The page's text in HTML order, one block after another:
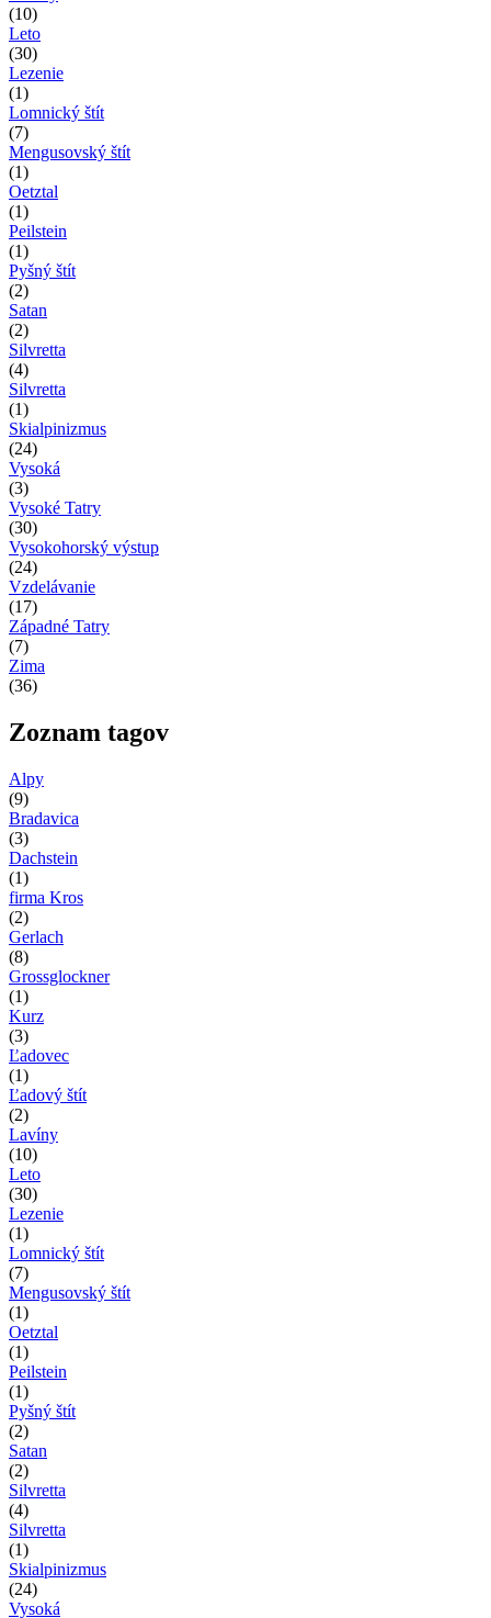
(10)
Leto
(30)
Lezenie
(1)
Lomnický štít
(7)
Mengusovský štít
(1)
Oetztal
(1)
Peilstein
(1)
Pyšný štít
(2)
Satan
(2)
Silvretta
(4)
Silvretta
(1)
Skialpinizmus
(24)
Vysoká
(3)
Vysoké Tatry
(30)
Vysokohorský výstup
(24)
Vzdelávanie
(17)
Západné Tatry
(7)
Zima
(36)
Zoznam tagov
Alpy
(9)
Bradavica
(3)
Dachstein
(1)
firma Kros
(2)
Gerlach
(8)
Grossglockner
(1)
Kurz
(3)
Ľadovec
(1)
Ľadový štít
(2)
Lavíny
(10)
Leto
(30)
Lezenie
(1)
Lomnický štít
(7)
Mengusovský štít
(1)
Oetztal
(1)
Peilstein
(1)
Pyšný štít
(2)
Satan
(2)
Silvretta
(4)
Silvretta
(1)
Skialpinizmus
(24)
Vysoká